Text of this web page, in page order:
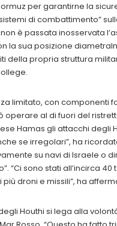
per garantirne la
di combattimento”
è passata inosservata
la sua posizione
della propria struttura
limitato, con componenti
al di fuori del
Hamas gli attacchi degli
se irregolari”, ha
su navi di Israele o
sono stati all’incirca
droni e missili”, ha
Houthi si lega alla